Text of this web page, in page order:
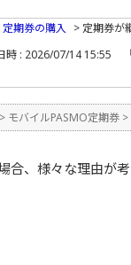
定期券の購入 > 定期券が
時 : 2026/07/14 15:55
> モバイルPASMO定期券 >
、様々な理由が考